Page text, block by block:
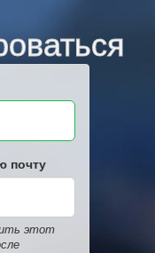
почту
этот